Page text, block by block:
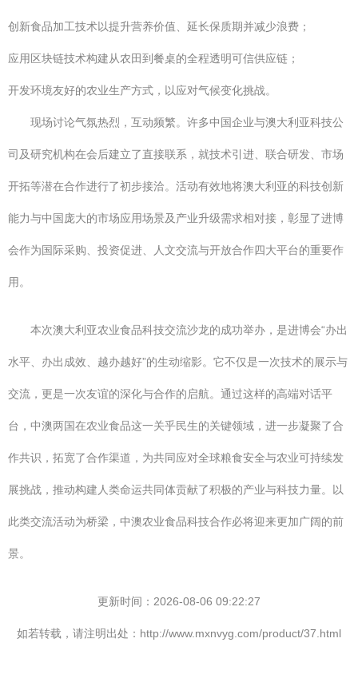
创新食品加工技术以提升营养价值、延长保质期并减少浪费；
应用区块链技术构建从农田到餐桌的全程透明可信供应链；
开发环境友好的农业生产方式，以应对气候变化挑战。
现场讨论气氛热烈，互动频繁。许多中国企业与澳大利亚科技公
司及研究机构在会后建立了直接联系，就技术引进、联合研发、市场
开拓等潜在合作进行了初步接洽。活动有效地将澳大利亚的科技创新
能力与中国庞大的市场应用场景及产业升级需求相对接，彰显了进博
会作为国际采购、投资促进、人文交流与开放合作四大平台的重要作
用。
本次澳大利亚农业食品科技交流沙龙的成功举办，是进博会“办出
水平、办出成效、越办越好”的生动缩影。它不仅是一次技术的展示与
交流，更是一次友谊的深化与合作的启航。通过这样的高端对话平
台，中澳两国在农业食品这一关乎民生的关键领域，进一步凝聚了合
作共识，拓宽了合作渠道，为共同应对全球粮食安全与农业可持续发
展挑战，推动构建人类命运共同体贡献了积极的产业与科技力量。以
此类交流活动为桥梁，中澳农业食品科技合作必将迎来更加广阔的前
景。
更新时间：2026-08-06 09:22:27
如若转载，请注明出处：http://www.mxnvyg.com/product/37.html